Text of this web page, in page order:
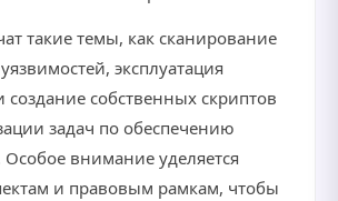
такие темы, как сканирование
эксплуатация
создание собственных скриптов
задач по обеспечению
Особое внимание уделяется
и правовым рамкам, чтобы